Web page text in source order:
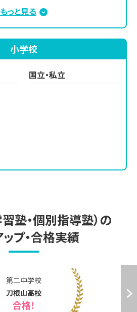
履正社学園豊中中学校
雲雀丘学園中学校
箕面自由学園中学校
帝塚山中学校
大阪教育大学附属池田中学
校
もっと見る
小学校
国立・私立
塾・個別指導塾）の
プ・合格実績
第十一中学校
春日丘高校
合格！